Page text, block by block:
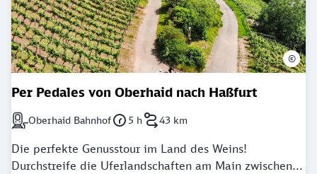
Per Pedales von Oberhaid nach Haßfurt
Nächstgelegener Bahnhof: Oberhaid Bahnhof
Oberhaid BahnhofDauer: 5 Stunden
5 hLänge: 43 Kilometer
43 km
Die perfekte Genusstour im Land des Weins!
Durchstreife die Uferlandschaften am Main zwischen...
©